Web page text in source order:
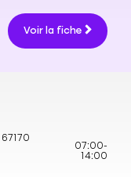
Voir la fiche
67170
07:00-
14:00